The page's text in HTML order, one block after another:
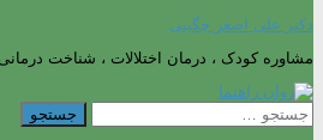
دکتر علی اصغر چگینی
مشاوره کودک ، درمان اختلالات ، شناخت
جستجو
برای: